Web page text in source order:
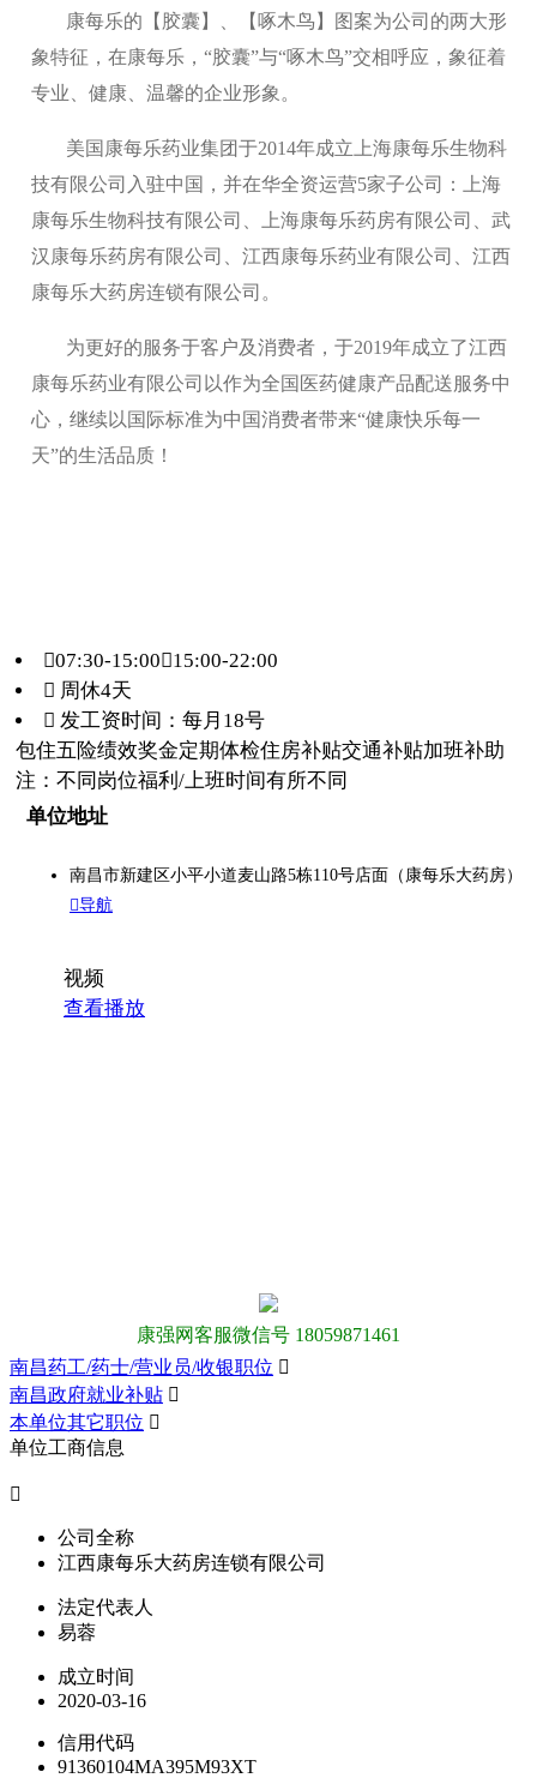
康每乐的【胶囊】、【啄木鸟】图案为公司的两大形
象特征，在康每乐，“胶囊”与“啄木鸟”交相呼应，象征着
专业、健康、温馨的企业形象。
美国康每乐药业集团于2014年成立上海康每乐生物科
技有限公司入驻中国，并在华全资运营5家子公司：上海
康每乐生物科技有限公司、上海康每乐药房有限公司、武
汉康每乐药房有限公司、江西康每乐药业有限公司、江西
康每乐大药房连锁有限公司。
为更好的服务于客户及消费者，于2019年成立了江西
康每乐药业有限公司以作为全国医药健康产品配送服务中
心，继续以国际标准为中国消费者带来“健康快乐每一
天”的生活品质！
07:30-15:00，15:00-22:00
 周休4天
 发工资时间：每月18号
包住五险绩效奖金定期体检住房补贴交通补贴加班补助
注：不同岗位福利/上班时间有所不同
单位地址
南昌市新建区小平小道麦山路5栋110号店面（康每乐大药房）
导航
视频
查看播放
康强网客服微信号 18059871461
南昌药工/药士/营业员/收银职位 
南昌政府就业补贴 
本单位其它职位 
单位工商信息

公司全称
江西康每乐大药房连锁有限公司
法定代表人
易蓉
成立时间
2020-03-16
信用代码
91360104MA395M93XT